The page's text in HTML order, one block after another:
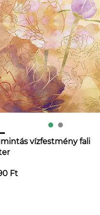
vízfestmény fali
Ft